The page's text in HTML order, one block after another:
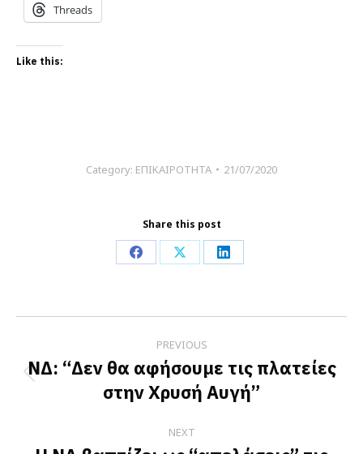
Threads
Like this:
Category: ΕΠΙΚΑΙΡΟΤΗΤΑ 21/07/2020
Share this post
Share
Facebook
Share
X
Share
LinkedIn
navigation
PREVIOUS
Previous
post:
ΝΔ: “Δεν θα αφήσουμε τις πλατείες
στην Χρυσή Αυγή”
NEXT